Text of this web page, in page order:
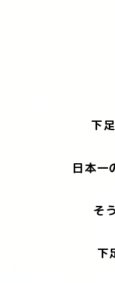
下
日本一
そ
下